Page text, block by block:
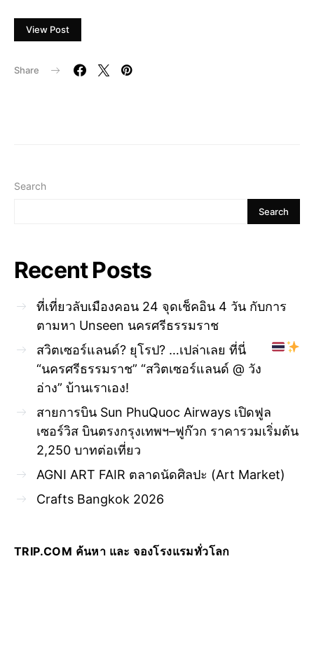
View Post
Share
Search
Search
Recent Posts
ที่เที่ยวลับเมืองคอน 24 จุดเช็คอิน 4 วัน กับการ
ตามหา Unseen นครศรีธรรมราช
สวิตเซอร์แลนด์? ยุโรป? …เปล่าเลย ที่นี่
“นครศรีธรรมราช” “สวิตเซอร์แลนด์ @ วัง
อ่าง” บ้านเราเอง!
สายการบิน Sun PhuQuoc Airways เปิดฟูล
เซอร์วิส บินตรงกรุงเทพฯ–ฟูก๊วก ราคารวมเริ่มต้น
2,250 บาทต่อเที่ยว
AGNI ART FAIR ตลาดนัดศิลปะ (Art Market)
Crafts Bangkok 2026
TRIP.COM ค้นหา และ จองโรงแรมทั่วโลก